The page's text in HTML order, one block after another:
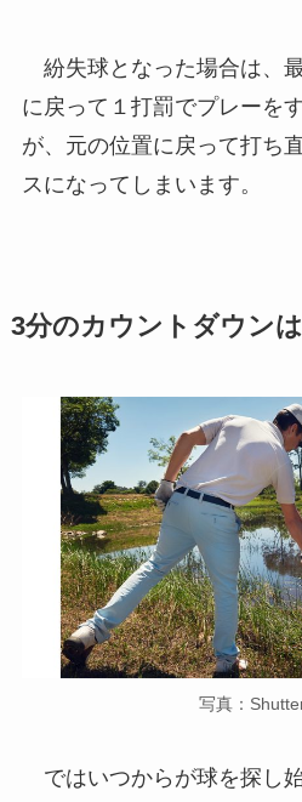
紛失球となった場合は、
に戻って１打罰でプレーを
が、元の位置に戻って打ち
スになってしまいます。
3分のカウントダウン
写真：
ではいつからが球を探し